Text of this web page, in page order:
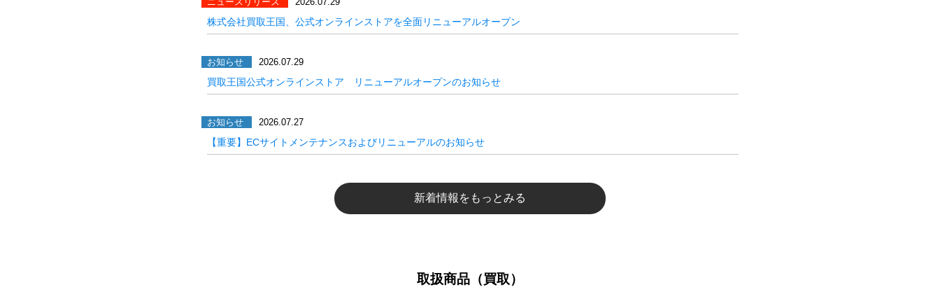
株式会社買取王国、公式オンラインストアを全面リニューアルオープン
お知らせ 2026.07.29
買取王国公式オンラインストア リニューアルオープンのお知らせ
お知らせ 2026.07.27
【重要】ECサイトメンテナンスおよびリニューアルのお知らせ
新着情報をもっとみる
取扱商品（買取）